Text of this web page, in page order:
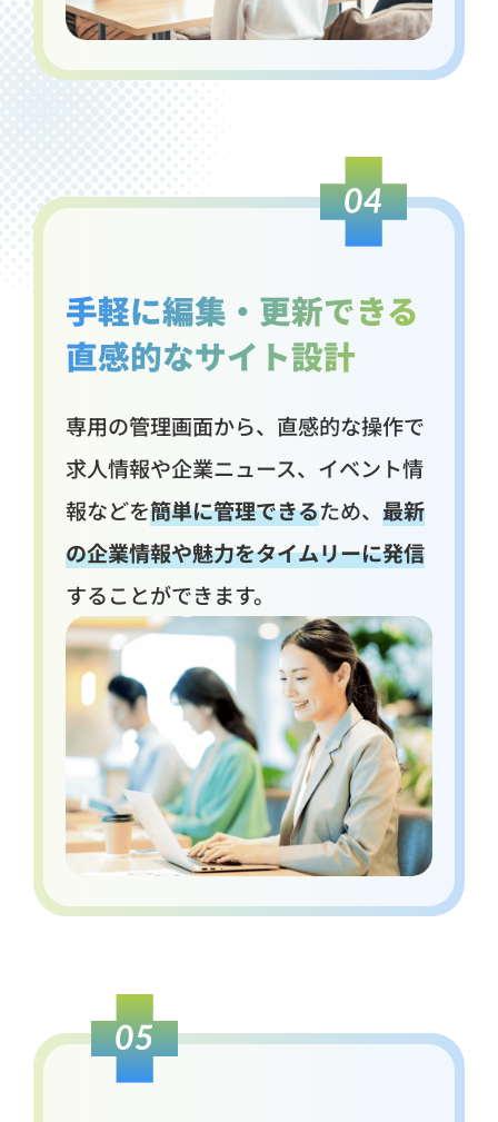
手軽に編集・更新できる
直感的なサイト設計
専用の管理画面から、直感的な操作で
求人情報や企業ニュース、イベント情
報などを簡単に管理できるため、 最新
の企業情報や魅力をタイムリーに発信
することができます。